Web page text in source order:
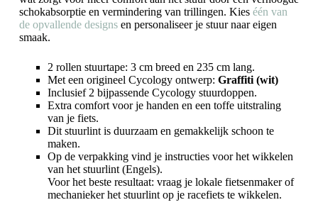
schokabsorptie en vermindering van trillingen. Kies één van
de opvallende designsen personaliseer je stuur naar eigen
smaak.
2 rollen stuurtape: 3 cm breed en 235 cm lang.
Met een origineel Cycology ontwerp: Graffiti (wit)
Inclusief 2 bijpassende Cycology stuurdoppen.
Extra comfort voor je handen en een toffe uitstraling
van je fiets.
Dit stuurlint is duurzaam en gemakkelijk schoon te
maken.
Op de verpakking vind je instructies voor het wikkelen
van het stuurlint (Engels).
Voor het beste resultaat: vraag je lokale fietsenmaker of
mechanieker het stuurlint op je racefiets te wikkelen.